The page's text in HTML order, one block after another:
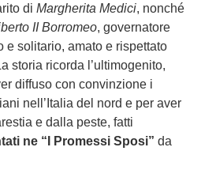
di Margherita Medici, nonché
II Borromeo, governatore
e solitario, amato e rispettato
storia ricorda l’ultimogenito,
diffuso con convinzione i
nell’Italia del nord e per aver
e dalla peste, fatti
ne “I Promessi Sposi” da